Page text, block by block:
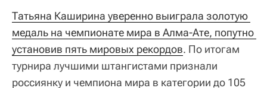
Татьяна Каширина уверенно выиграла золотую
медаль на чемпионате мира в Алма-Ате, попутно
установив пять мировых рекордов. По итогам
турнира лучшими штангистами признали
россиянку и чемпиона мира в категории до 105